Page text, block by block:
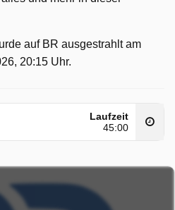
auf BR ausgestrahlt am
20:15 Uhr.
Laufzeit
45:00